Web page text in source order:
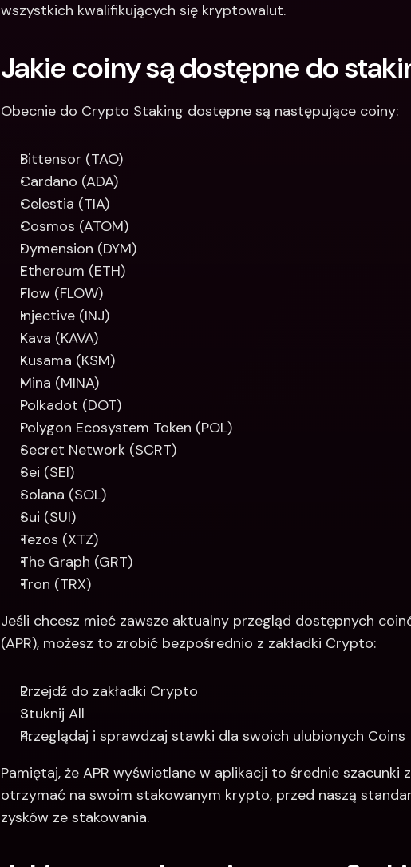
wszystkich kwalifikujących się kryptowalut.
Jakie coiny są dostępne do
Obecnie do Crypto Staking dostępne są następujące coiny:
Bittensor (TAO)
Cardano (ADA)
Celestia (TIA)
Cosmos (ATOM)
Dymension (DYM)
Ethereum (ETH)
Flow (FLOW)
Injective (INJ)
Kava (KAVA)
Kusama (KSM)
Mina (MINA)
Polkadot (DOT)
Polygon Ecosystem Token (POL)
Secret Network (SCRT)
Sei (SEI)
Solana (SOL)
Sui (SUI)
Tezos (XTZ)
The Graph (GRT)
Tron (TRX)
Jeśli chcesz mieć zawsze aktualny przegląd dostępnych
(APR), możesz to zrobić bezpośrednio z zakładki Crypto:
Przejdź do zakładki Crypto
Stuknij All
Przeglądaj i sprawdzaj stawki dla swoich ulubionych Coins
Pamiętaj, że APR wyświetlane w aplikacji to średnie szacunki
otrzymać na swoim stakowanym krypto, przed naszą
zysków ze stakowania.